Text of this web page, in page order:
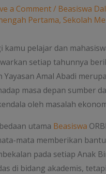
a Comment/ Beasiswa
Pertama, Sekolah
kamu pelajar dan
setiap tahunnya
Yayasan Amal Abadi
masa depan sumber
oleh masalah
utama Beasiswa
mata memberikan
pada setiap Anak
di bidang akademis,